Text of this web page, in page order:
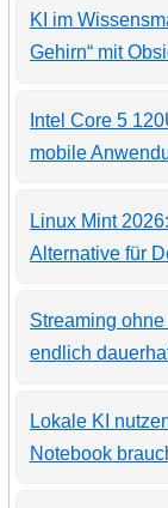
KI im
Gehirn“ mit
Intel Core 5
mobile
Linux Mint
Alternative für
Streaming
endlich
Lokale KI
Notebook